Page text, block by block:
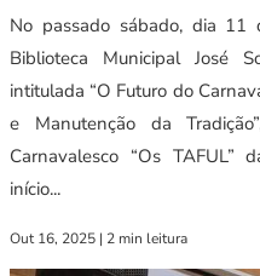
No passado sábado, dia 11
Biblioteca Municipal José
intitulada “O Futuro do
e Manutenção da
Carnavalesco “Os
início...
Out 16, 2025 | 2 min leitura